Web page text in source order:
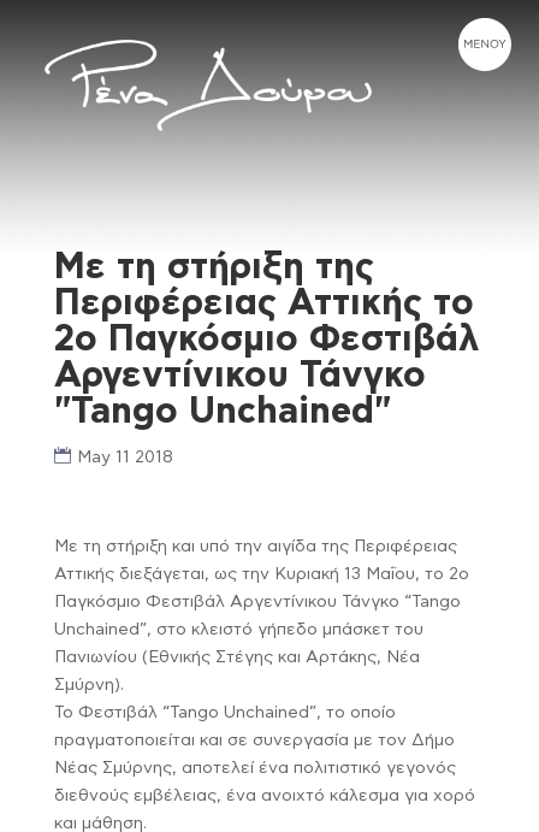
Με τη στήριξη της
Περιφέρειας Αττικής το
2ο Παγκόσμιο Φεστιβάλ
Αργεντίνικου Τάνγκο
"Tango Unchained"
May 11 2018
Με τη στήριξη και υπό την αιγίδα της Περιφέρειας
Αττικής διεξάγεται, ως την Κυριακή 13 Μαΐου, το 2ο
Παγκόσμιο Φεστιβάλ Αργεντίνικου Τάνγκο “Tango
Unchained”, στο κλειστό γήπεδο μπάσκετ του
Πανιωνίου (Εθνικής Στέγης και Αρτάκης, Νέα
Σμύρνη).
Το Φεστιβάλ “Tango Unchained”, το οποίο
πραγματοποιείται και σε συνεργασία με τον Δήμο
Νέας Σμύρνης, αποτελεί ένα πολιτιστικό γεγονός
διεθνούς εμβέλειας, ένα ανοιχτό κάλεσμα για χορό
και μάθηση.